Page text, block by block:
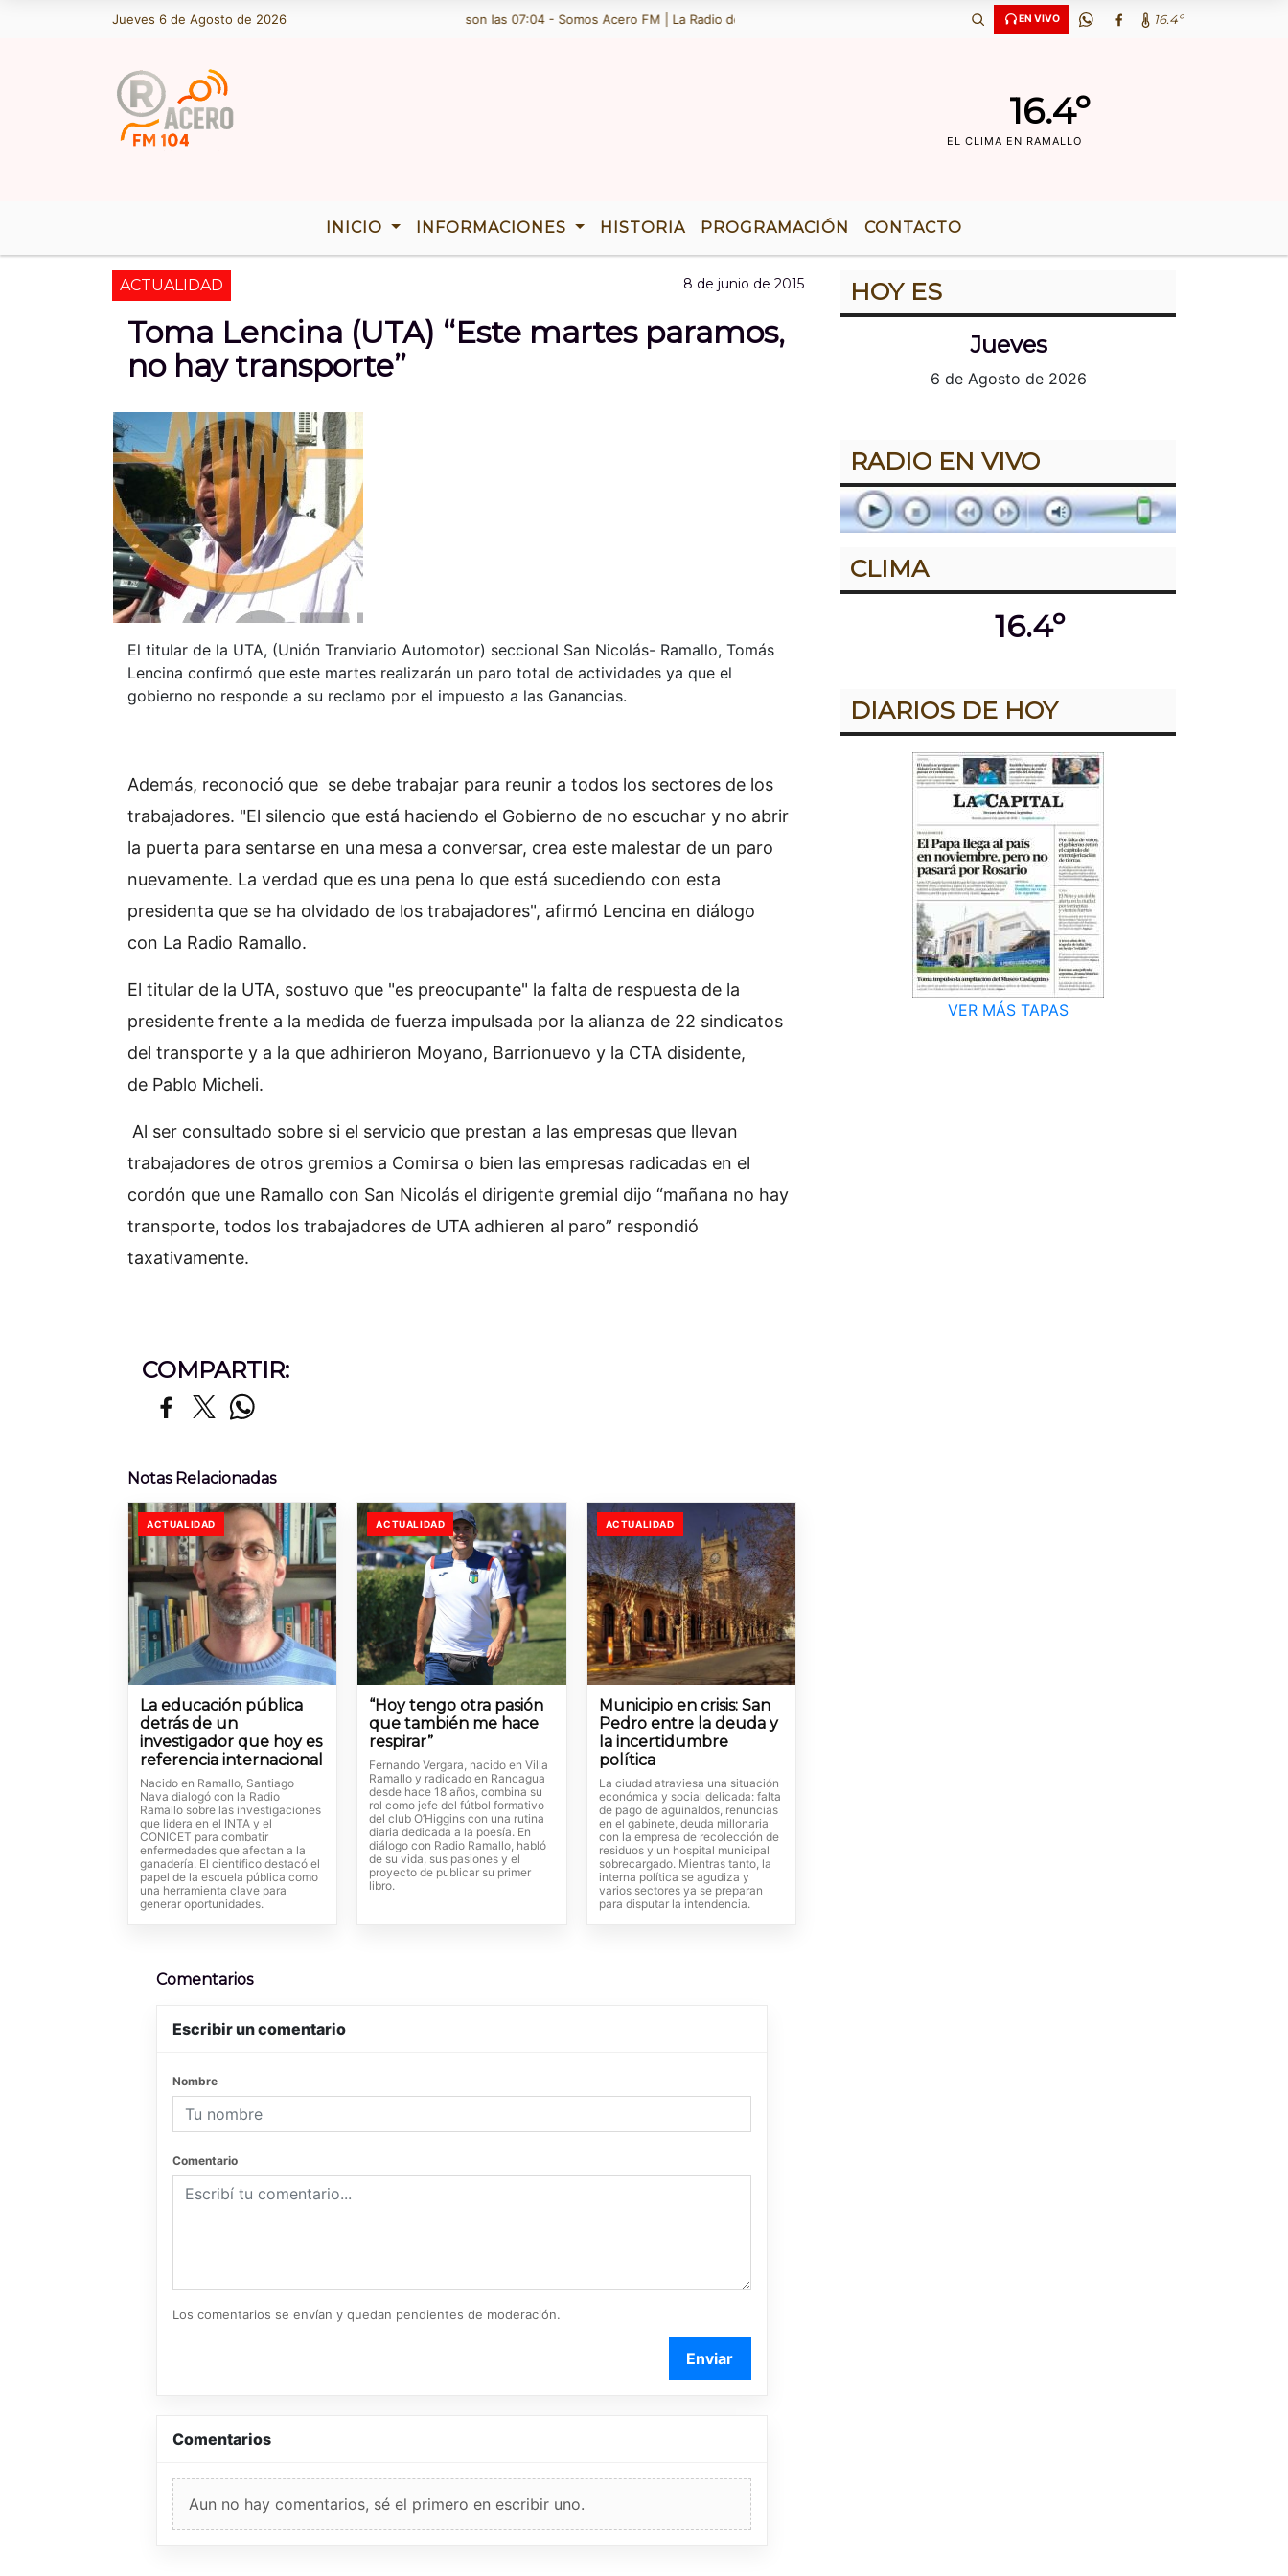
Jueves 6 de Agosto de 2026Hoy es Jueves 6 de Agosto de 2026 y son las 07:04 - Somos Acero FM | La Radio de Ramallo | TENEMOS 36 AÃ‘OS DE RADIO | EN VIVO 16.4º
16.4º
EL CLIMA EN RAMALLO
INICIO INFORMACIONES HISTORIA PROGRAMACIÓN CONTACTO
ACTUALIDAD 8 de junio de 2015
Toma Lencina (UTA) “Este martes paramos,
no hay transporte”
El titular de la UTA, (Unión Tranviario Automotor) seccional San Nicolás- Ramallo, Tomás
Lencina confirmó que este martes realizarán un paro total de actividades ya que el
gobierno no responde a su reclamo por el impuesto a las Ganancias.
Además, reconoció que se debe trabajar para reunir a todos los sectores de los
trabajadores. "El silencio que está haciendo el Gobierno de no escuchar y no abrir
la puerta para sentarse en una mesa a conversar, crea este malestar de un paro
nuevamente. La verdad que es una pena lo que está sucediendo con esta
presidenta que se ha olvidado de los trabajadores", afirmó Lencina en diálogo
con La Radio Ramallo.
El titular de la UTA, sostuvo que "es preocupante" la falta de respuesta de la
presidente frente a la medida de fuerza impulsada por la alianza de 22 sindicatos
del transporte y a la que adhirieron Moyano, Barrionuevo y la CTA disidente,
de Pablo Micheli.
Al ser consultado sobre si el servicio que prestan a las empresas que llevan
trabajadores de otros gremios a Comirsa o bien las empresas radicadas en el
cordón que une Ramallo con San Nicolás el dirigente gremial dijo “mañana no hay
transporte, todos los trabajadores de UTA adhieren al paro” respondió
taxativamente.
COMPARTIR:
Notas Relacionadas
ACTUALIDAD
La educación pública
detrás de un
investigador que hoy es
referencia internacional
Nacido en Ramallo, Santiago
Nava dialogó con la Radio
Ramallo sobre las investigaciones
que lidera en el INTA y el
CONICET para combatir
enfermedades que afectan a la
ganadería. El científico destacó el
papel de la escuela pública como
una herramienta clave para
generar oportunidades.
ACTUALIDAD
“Hoy tengo otra pasión
que también me hace
respirar”
Fernando Vergara, nacido en Villa
Ramallo y radicado en Rancagua
desde hace 18 años, combina su
rol como jefe del fútbol formativo
del club O’Higgins con una rutina
diaria dedicada a la poesía. En
diálogo con Radio Ramallo, habló
de su vida, sus pasiones y el
proyecto de publicar su primer
libro.
ACTUALIDAD
Municipio en crisis: San
Pedro entre la deuda y
la incertidumbre
política
La ciudad atraviesa una situación
económica y social delicada: falta
de pago de aguinaldos, renuncias
en el gabinete, deuda millonaria
con la empresa de recolección de
residuos y un hospital municipal
sobrecargado. Mientras tanto, la
interna política se agudiza y
varios sectores ya se preparan
para disputar la intendencia.
Comentarios
Escribir un comentario
Nombre
Comentario
Los comentarios se envían y quedan pendientes de moderación.
Enviar
Comentarios
Aun no hay comentarios, sé el primero en escribir uno.
HOY ES
Jueves
6 de Agosto de 2026
RADIO EN VIVO
CLIMA
16.4º
DIARIOS DE HOY
VER MÁS TAPAS